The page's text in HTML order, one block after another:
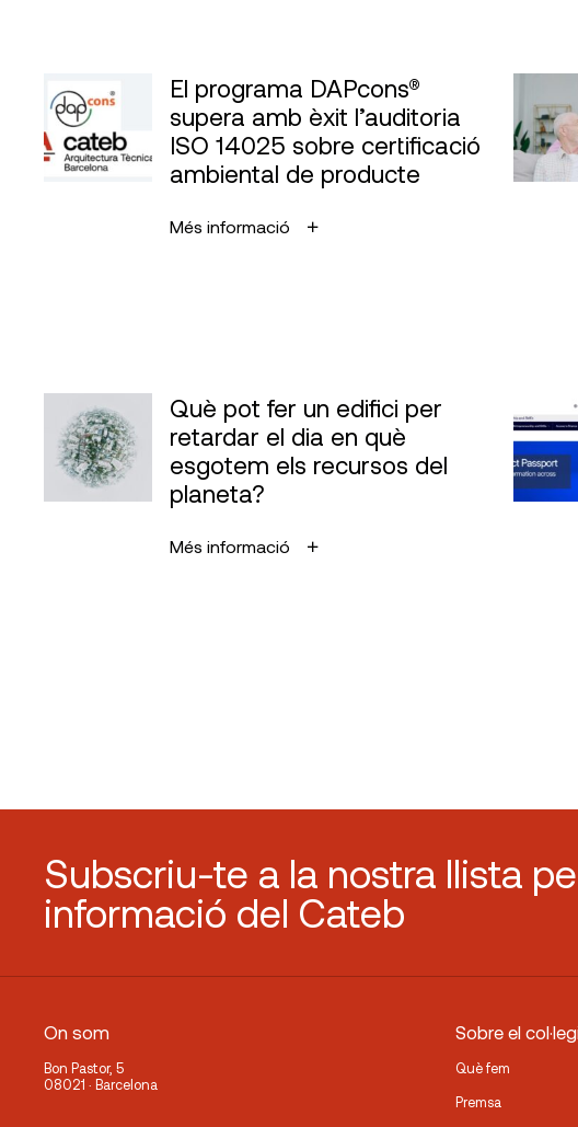
El programa DAPcons®
supera amb èxit l’auditoria
ISO 14025 sobre certificació
ambiental de producte
Més informació
Què pot fer un edifici per
retardar el dia en què
esgotem els recursos del
planeta?
Més informació
Subscriu-te a la nostra llista
informació del Cateb
On som
Bon Pastor, 5
08021 · Barcelona
Sobre el
Què fem
Premsa